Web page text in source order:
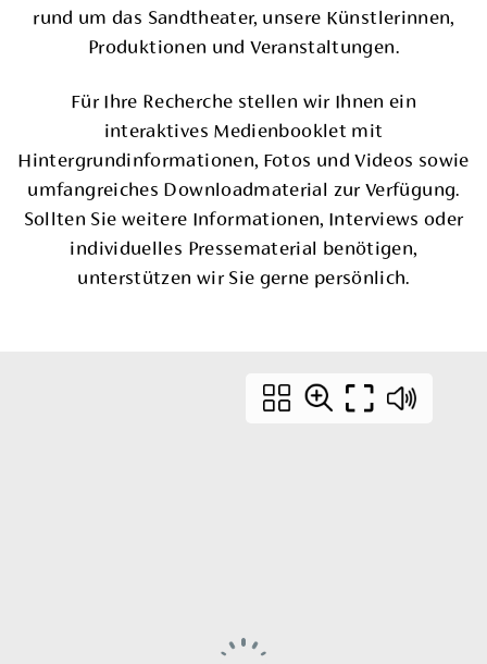
rund um das Sandtheater, unsere Künstlerinnen,
Produktionen und Veranstaltungen.
Für Ihre Recherche stellen wir Ihnen ein
interaktives Medienbooklet mit
Hintergrundinformationen, Fotos und Videos sowie
umfangreiches Downloadmaterial zur Verfügung.
Sollten Sie weitere Informationen, Interviews oder
individuelles Pressematerial benötigen,
unterstützen wir Sie gerne persönlich.